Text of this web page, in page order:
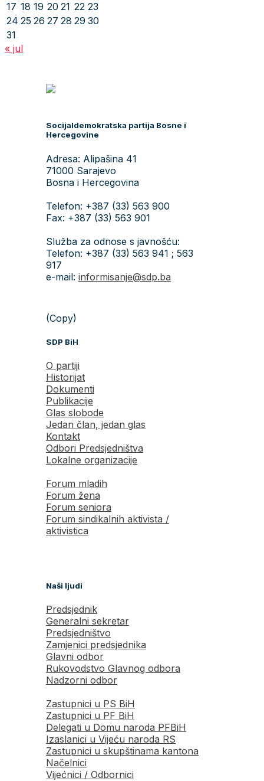
17 18 19 20 21 22 23
24 25 26 27 28 29 30
31
« jul
Socijaldemokratska partija Bosne i
Hercegovine
Adresa: Alipašina 41
71000 Sarajevo
Bosna i Hercegovina
Telefon: +387 (33) 563 900
Fax: +387 (33) 563 901
Služba za odnose s javnošću:
Telefon: +387 (33) 563 941 ; 563
917
e-mail: informisanje@sdp.ba
(Copy)
SDP BiH
O partiji
Historijat
Dokumenti
Publikacije
Glas slobode
Jedan član, jedan glas
Kontakt
Odbori Predsjedništva
Lokalne organizacije
Forum mladih
Forum žena
Forum seniora
Forum sindikalnih aktivista /
aktivistica
Naši ljudi
Predsjednik
Generalni sekretar
Predsjedništvo
Zamjenici predsjednika
Glavni odbor
Rukovodstvo Glavnog odbora
Nadzorni odbor
Zastupnici u PS BiH
Zastupnici u PF BiH
Delegati u Domu naroda PFBiH
Izaslanici u Vijeću naroda RS
Zastupnici u skupštinama kantona
Načelnici
Vijećnici / Odbornici